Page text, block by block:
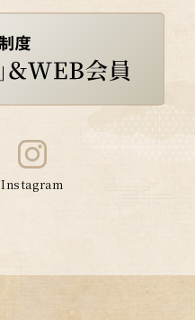
Instagram